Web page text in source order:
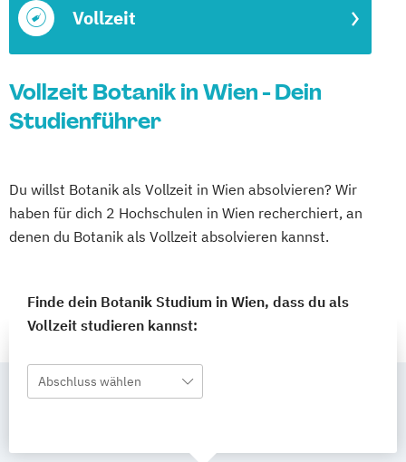
Vollzeit
Vollzeit Botanik in Wien - Dein
Studienführer
Du willst Botanik als Vollzeit in Wien absolvieren? Wir
haben für dich 2 Hochschulen in Wien recherchiert, an
denen du Botanik als Vollzeit absolvieren kannst.
Finde dein Botanik Studium in Wien, dass du als
Vollzeit studieren kannst:
Abschluss wählen